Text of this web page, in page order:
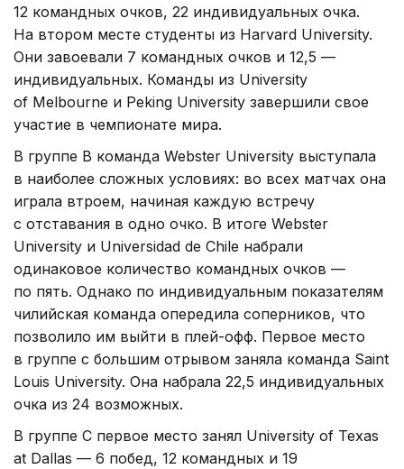
12 командных очков, 22 индивидуальных очка.
На втором месте студенты из Harvard University.
Они завоевали 7 командных очков и 12,5 —
индивидуальных. Команды из University
of Melbourne и Peking University завершили свое
участие в чемпионате мира.
В группе B команда Webster University выступала
в наиболее сложных условиях: во всех матчах она
играла втроем, начиная каждую встречу
с отставания в одно очко. В итоге Webster
University и Universidad de Chile набрали
одинаковое количество командных очков —
по пять. Однако по индивидуальным показателям
чилийская команда опередила соперников, что
позволило им выйти в плей-офф. Первое место
в группе с большим отрывом заняла команда Saint
Louis University. Она набрала 22,5 индивидуальных
очка из 24 возможных.
В группе C первое место занял University of Texas
at Dallas — 6 побед, 12 командных и 19